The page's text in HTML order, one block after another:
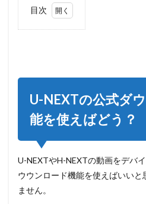
目次
ウウ
ード
機能
を使
2
U-
NEXT
U-NEXTの公式ダ
能を使えばどう？
U-NEXTやH-NEXTの動画をデバ
ウウンロード機能を使えばいい
ません。